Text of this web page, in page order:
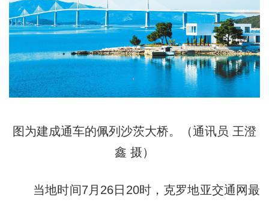
图为建成通车的佩列沙茨大桥。（通讯员 王澄
鑫 摄）
当地时间7月26日20时，克罗地亚交通网最